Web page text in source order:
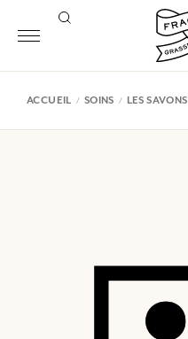
ACCUEIL SOINS LES SAVONS